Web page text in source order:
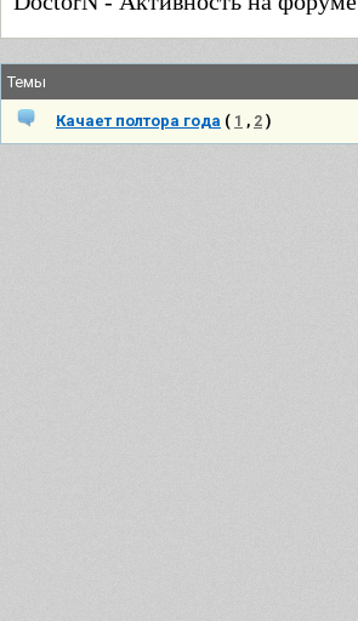
Темы
Качает полтора года ( 1 , 2 )